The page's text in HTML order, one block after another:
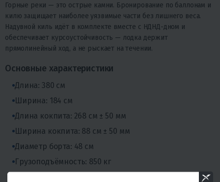
Горные реки — это острые камни. Бронирование по баллонам и
килю защищает наиболее уязвимые части без лишнего веса.
Надувной киль идёт в комплекте вместе с НДНД-дном и
обеспечивает курсоустойчивость — лодка держит
прямолинейный ход, а не рыскает на течении.
Основные характеристики
Длина: 380 см
Ширина: 184 см
Длина кокпита: 268 см ± 50 мм
Ширина кокпита: 88 см ± 50 мм
Диаметр борта: 48 см
Грузоподъёмность: 850 кг